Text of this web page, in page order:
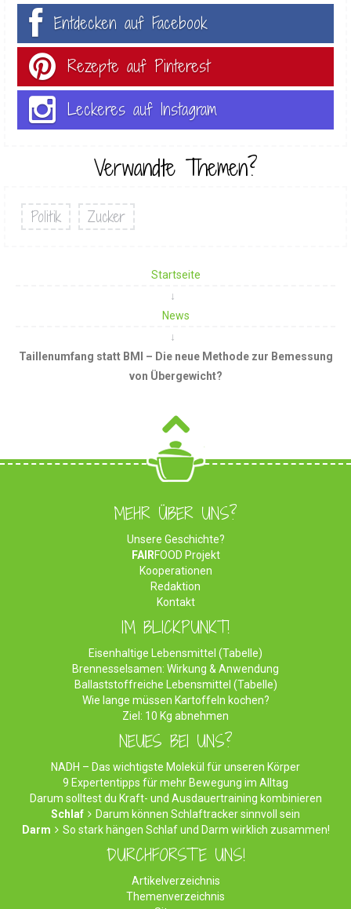
Entdecken auf Facebook
Rezepte auf Pinterest
Leckeres auf Instagram
Verwandte Themen?
Politik Zucker
Startseite
News
Taillenumfang statt BMI – Die neue Methode zur Bemessung
von Übergewicht?
MEHR ÜBER UNS?
Unsere Geschichte?
FAIRFOOD Projekt
Kooperationen
Redaktion
Kontakt
IM BLICKPUNKT!
Eisenhaltige Lebensmittel (Tabelle)
Brennesselsamen: Wirkung & Anwendung
Ballaststoffreiche Lebensmittel (Tabelle)
Wie lange müssen Kartoffeln kochen?
Ziel: 10 Kg abnehmen
NEUES BEI UNS?
NADH – Das wichtigste Molekül für unseren Körper
9 Expertentipps für mehr Bewegung im Alltag
Darum solltest du Kraft- und Ausdauertraining kombinieren
Schlaf
Darum können Schlaftracker sinnvoll sein
Darm
So stark hängen Schlaf und Darm wirklich zusammen!
DURCHFORSTE UNS!
Artikelverzeichnis
Themenverzeichnis